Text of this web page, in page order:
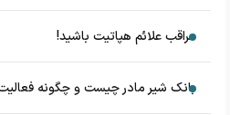
مراقب علائم هپاتیت باشید!
بانک شیر مادر چیست و چگونه